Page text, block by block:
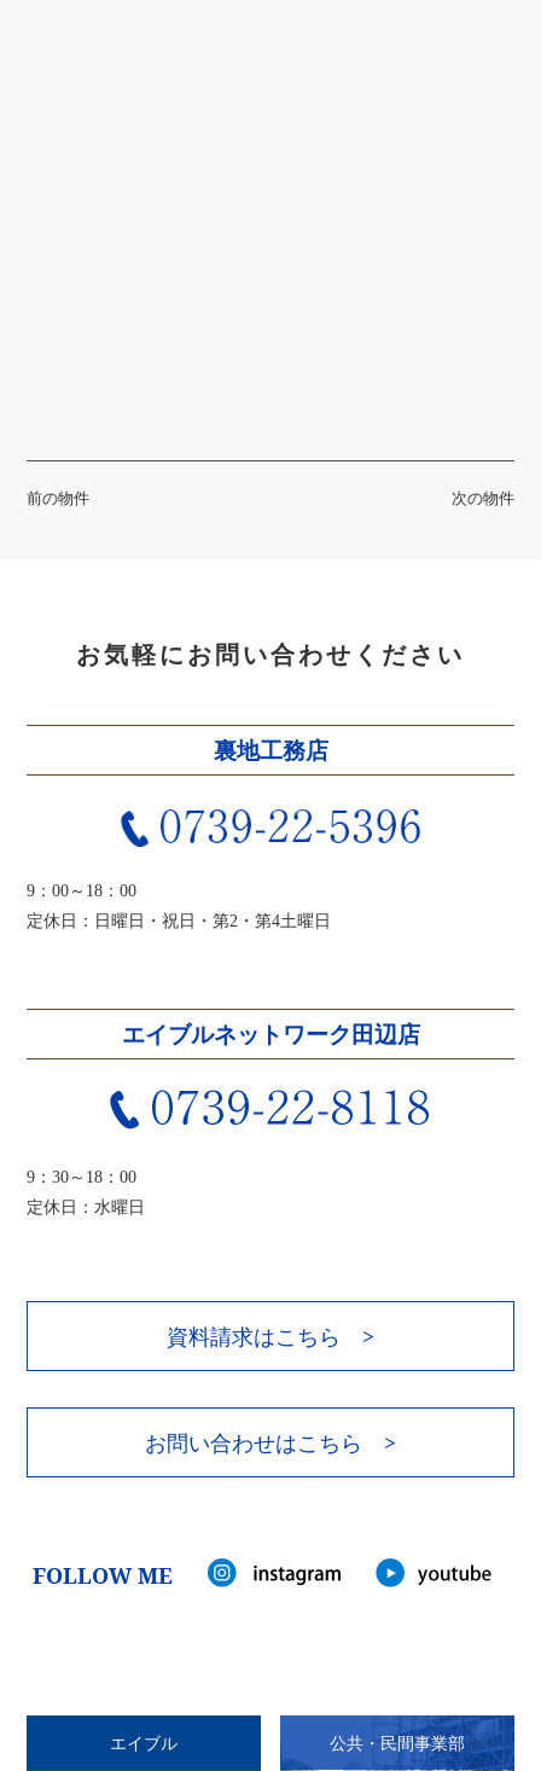
前の物件 次の物件
お気軽にお問い合わせください
裏地工務店
9：00～18：00
定休日：日曜日・祝日・第2・第4土曜日
エイブルネットワーク田辺店
9：30～18：00
定休日：水曜日
資料請求はこちら >
お問い合わせはこちら >
FOLLOW ME
エイブル 公共・民間事業部